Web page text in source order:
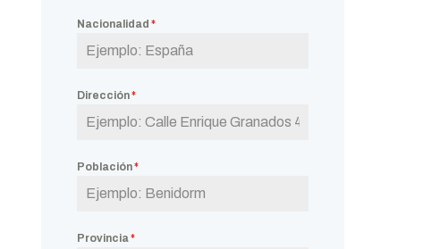
Nacionalidad *
Dirección*
Población*
Provincia*